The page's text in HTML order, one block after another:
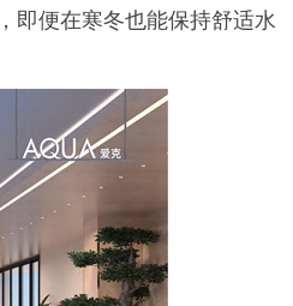
即便在寒冬也能保持舒适水